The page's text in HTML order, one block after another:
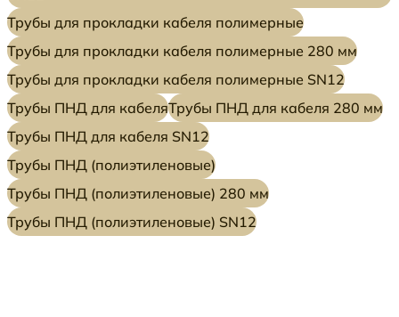
Трубы для прокладки кабеля полимерные
Трубы для прокладки кабеля полимерные 280 мм
Трубы для прокладки кабеля полимерные SN12
Трубы ПНД для кабеляТрубы ПНД для кабеля 280 мм
Трубы ПНД для кабеля SN12
Трубы ПНД (полиэтиленовые)
Трубы ПНД (полиэтиленовые) 280 мм
Трубы ПНД (полиэтиленовые) SN12